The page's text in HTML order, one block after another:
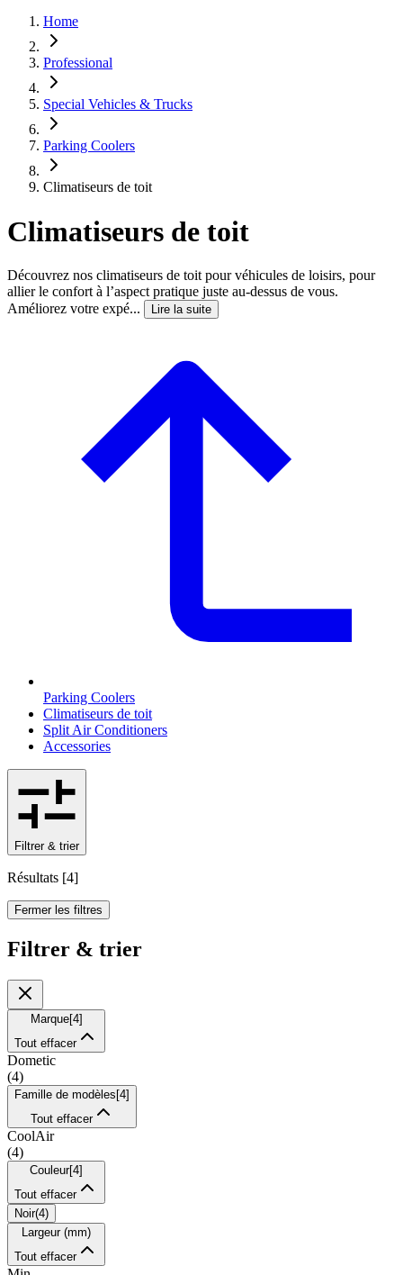
Home
Professional
Special Vehicles & Trucks
Parking Coolers
Climatiseurs de toit
Climatiseurs de toit
Découvrez nos climatiseurs de toit pour véhicules de loisirs, pour
allier le confort à l’aspect pratique juste au-dessus de vous.
Améliorez votre expé...
Lire la suite
Parking Coolers
Climatiseurs de toit
Split Air Conditioners
Accessories
Filtrer & trier
Résultats [4]
Fermer les filtres
Filtrer & trier
Marque[4]
Tout effacer
Dometic
(4)
Famille de modèles [4]
Tout effacer
CoolAir
(4)
Couleur[4]
Tout effacer
Noir(4)
Largeur (mm)
Tout effacer